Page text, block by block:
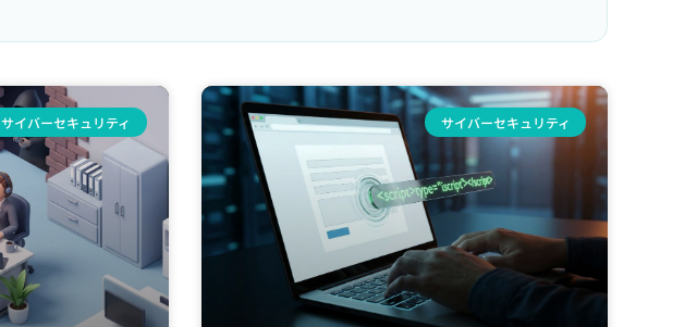
サイバーセキュリティ サイバーセキュリティ